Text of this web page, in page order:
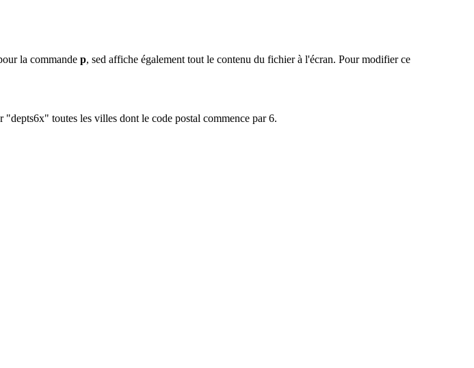
la commande p, sed affiche également tout le contenu du fichier à l'écran. Pour modifier ce
toutes les villes dont le code postal commence par 6.